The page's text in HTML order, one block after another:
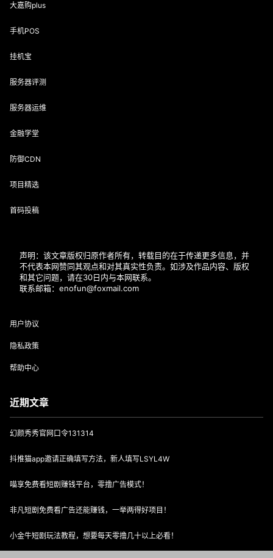
大嘉购plus
手机POS
挂机宝
服务器评测
服务器运维
金融学堂
防御CDN
项目精选
首码投稿
声明：该文章版权归原作者所有，转载目的在于传递更多信息，并
不代表本网赞同其观点和对其真实性负责。如涉及作品内容、版权
和其它问题，请在30日内与本网联系。
联系邮箱：enofun@foxmail.com
用户协议
隐私政策
帮助中心
近期文章
幻颜秀秀官网口令131314
抖推猫app邀请正确填写方法，新人填写LSYL4W
喵享免费看短剧赚钱平台，零撸广告模式！
非凡短剧免费看广告还能赚钱，一举两得好项目！
小金牛短剧玩法教程，想要每天零撸几十以上必看！